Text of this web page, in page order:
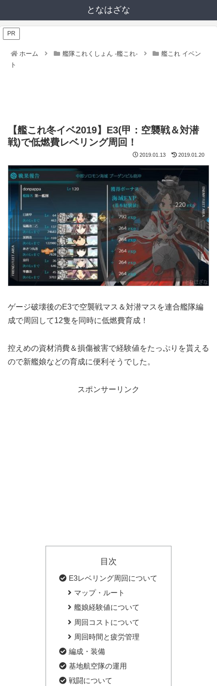
となはざな
PR
ホーム 艦隊これくしょん -艦これ-
艦これ イベン
ト
【艦これ冬イベ2019】E3(甲：空襲戦＆対潜
戦)で低燃費レベリング周回！
2019.01.13 2019.01.20
ゲージ破壊後のE3で空襲戦マス＆対潜マスを連合艦隊編
成で周回して12隻を同時に低燃費育成！
控えめの資材消費＆損傷被害で経験値をたっぷりを貰える
ので新艦娘などの育成に便利そうでした。
スポンサーリンク
目次
E3レベリング周回について
マップ・ルート
艦娘経験値について
周回コストについて
周回時間と疲労管理
編成・装備
基地航空隊の運用
戦闘について